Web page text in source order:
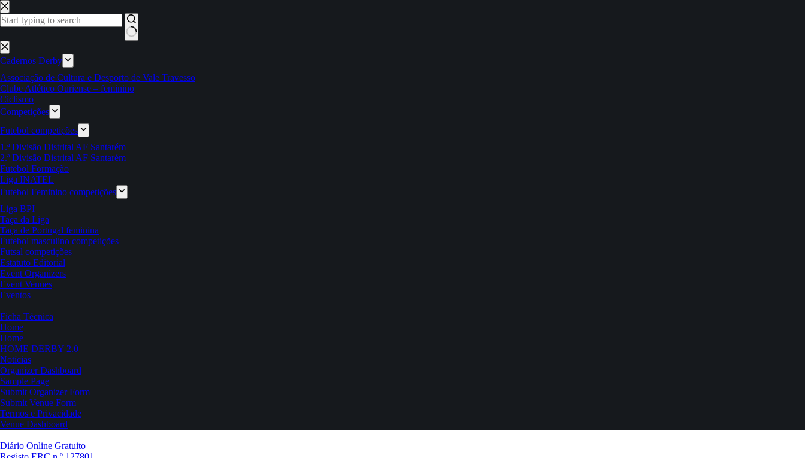
Pular
para
o
Sem
resultados
Cadernos Derby
Associação de Cultura e Desporto de Vale Travesso
Clube Atlético Ouriense – feminino
Ciclismo
Competições
Futebol competições
1.ª Divisão Distrital AF Santarém
2.ª Divisão Distrital AF Santarém
Futebol Formação
Liga INATEL
Futebol Feminino competições
Liga BPI
Taça da Liga
Taça de Portugal feminina
Futebol masculino competições
Futsal competições
Estatuto Editorial
Event Organizers
Event Venues
Eventos
Ficha Técnica
Home
Home
HOME DERBY 2.0
Notícias
Organizer Dashboard
Sample Page
Submit Organizer Form
Submit Venue Form
Termos e Privacidade
Venue Dashboard
Diário Online Gratuito